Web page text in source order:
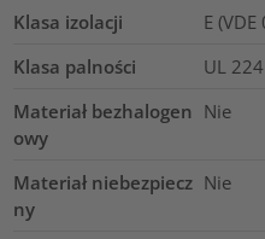
Klasa izolacji
E
Klasa palności
UL 224
Materiał bezhalogen
owy
Nie
Materiał niebezpiecz
ny
Nie